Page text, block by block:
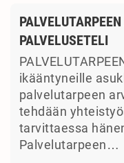
PALVELUSETELI
ikääntyneille
palvelutarpeen
tehdään
tarvittaessa
Palvelutarpeen…